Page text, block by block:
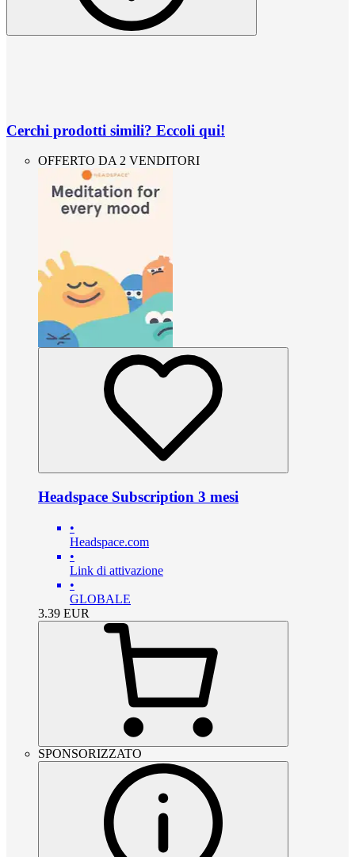
Cerchi prodotti simili? Eccoli qui!
OFFERTO DA 2 VENDITORI
Headspace Subscription 3 mesi
•
Headspace.com
•
Link di attivazione
•
GLOBALE
3.39 EUR
SPONSORIZZATO